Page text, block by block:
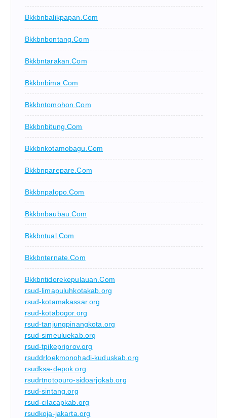
Bkkbnbalikpapan.com
Bkkbnbontang.com
Bkkbntarakan.com
Bkkbnbima.com
Bkkbntomohon.com
Bkkbnbitung.com
Bkkbnkotamobagu.com
Bkkbnparepare.com
Bkkbnpalopo.com
Bkkbnbaubau.com
Bkkbntual.com
Bkkbnternate.com
Bkkbntidorekepulauan.com
rsud-limapuluhkotakab.org
rsud-kotamakassar.org
rsud-kotabogor.org
rsud-tanjungpinangkota.org
rsud-simeuluekab.org
rsud-tpikepriprov.org
rsuddrloekmonohadi-kuduskab.org
rsudksa-depok.org
rsudrtnotopuro-sidoarjokab.org
rsud-sintang.org
rsud-cilacapkab.org
rsudkoja-jakarta.org